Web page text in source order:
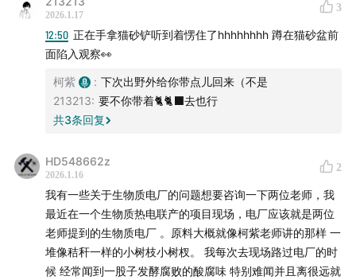
沙棘（小果）
2026.1.17
3
12:50 正在手拿猫砂铲听到着愣住了hhhhhhhh 蹲在猫砂盆前
面陷入观察👀
柯紫 : 下次出野外给你带点儿回来（不是
213213: 要不你带着🐈🐈‍⬛去也行
共3条回复
HD548662z
2026.1.16
2
我有一些关于生物质电厂的问题想要咨询一下两位老师，我
最近在一个生物质热电联产的项目现场，电厂应该就是两位
老师提到的生物质电厂 。原料大概就像柯紫老师讲的那样 一
堆像秸秆一样的小树枝小树杈。 我每次去现场路过电厂的时
候 经常闻到一股子发酵腐败的酸腐味 特别难闻并且离很远就